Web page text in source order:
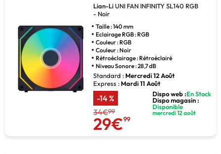
Lian-LiUNI FAN INFINITY SL140 RGB
- Noir
Taille : 140 mm
Eclairage RGB : RGB
Couleur : RGB
Couleur : Noir
Rétroéclairage : Rétroéclairé
Niveau Sonore : 28,7 dB
Standard : Mercredi 12 Août
Express : Mardi 11 Août
-14 %
34€99
29€99
Dispo web :En Stock
Dispo magasin :
Disponible
mercredi 12 août